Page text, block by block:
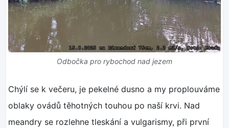
Odbočka pro rybochod nad jezem
Chýlí se k večeru, je pekelné dusno a my proplouváme
oblaky ovádů těhotných touhou po naší krvi. Nad
meandry se rozlehne tleskání a vulgarismy, při první